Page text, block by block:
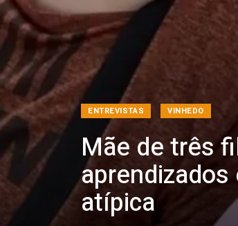
ENTREVISTAS VINHEDO
Mãe de três
atípica